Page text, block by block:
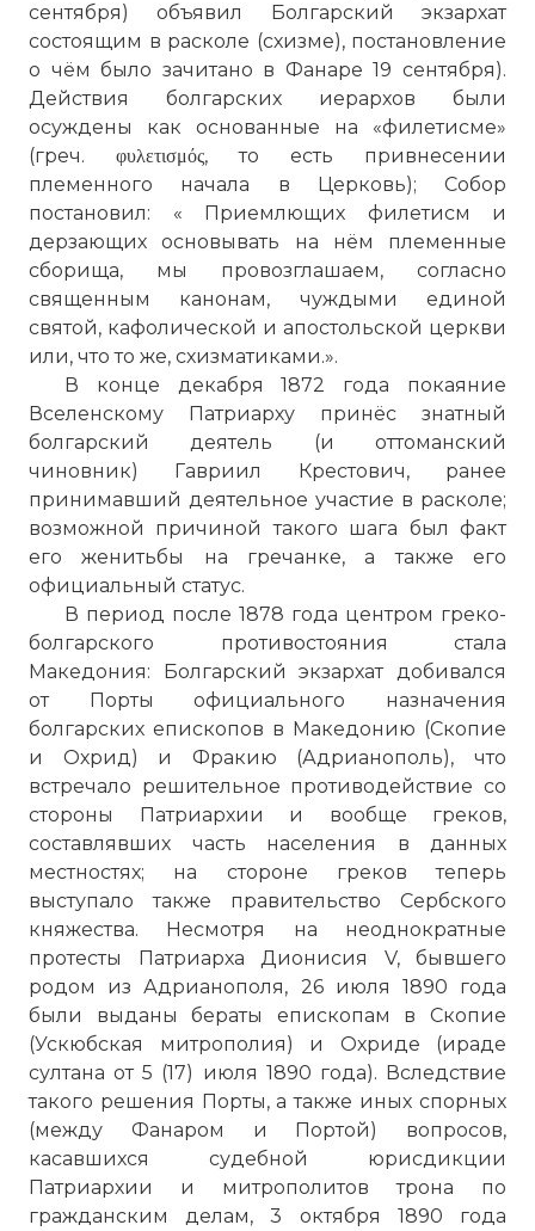
сентября) объявил Болгарский экзархат
состоящим в расколе (схизме), постановление
о чём было зачитано в Фанаре 19 сентября).
Действия болгарских иерархов были
осуждены как основанные на «филетисме»
(греч. φυλετισμός, то есть привнесении
племенного начала в Церковь); Собор
постановил: « Приемлющих филетисм и
дерзающих основывать на нём племенные
сборища, мы провозглашаем, согласно
священным канонам, чуждыми единой
святой, кафолической и апостольской церкви
или, что то же, схизматиками.».
В конце декабря 1872 года покаяние
Вселенскому Патриарху принёс знатный
болгарский деятель (и оттоманский
чиновник) Гавриил Крестович, ранее
принимавший деятельное участие в расколе;
возможной причиной такого шага был факт
его женитьбы на гречанке, а также его
официальный статус.
В период после 1878 года центром греко-
болгарского противостояния стала
Македония: Болгарский экзархат добивался
от Порты официального назначения
болгарских епископов в Македонию (Скопие
и Охрид) и Фракию (Адрианополь), что
встречало решительное противодействие со
стороны Патриархии и вообще греков,
составлявших часть населения в данных
местностях; на стороне греков теперь
выступало также правительство Сербского
княжества. Несмотря на неоднократные
протесты Патриарха Дионисия V, бывшего
родом из Адрианополя, 26 июля 1890 года
были выданы бераты епископам в Скопие
(Ускюбская митрополия) и Охриде (ираде
султана от 5 (17) июля 1890 года). Вследствие
такого решения Порты, а также иных спорных
(между Фанаром и Портой) вопросов,
касавшихся судебной юрисдикции
Патриархии и митрополитов трона по
гражданским делам, 3 октября 1890 года
☓
Греко-болгарская схизма (болгарский
раскол, болгарский церковный вопрос)
— одностороннее провозглашение 11 мая
1872 года автокефалии иерархами
Константинопольского Патриархата
болгарского происхождения